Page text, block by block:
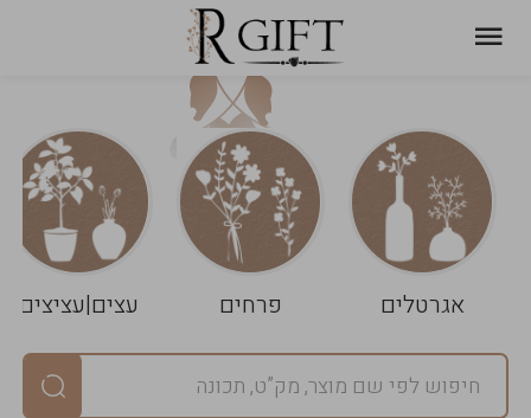
אגרטלים פרחים עצים|עציצים
עגלת
שלך
ניקוי
הסל
במארז